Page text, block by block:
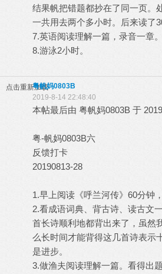
结果帆把错题都抄在了同一页。
一共用去两个多小时。后来读了
7.英语阅读理解一篇，录音一章。
8.游泳2小时。
点击重新加载粤帆妈0803B
2019-8-14 22:48:40
本帖最后由 粤帆妈0803B 于
粤-帆妈0803B六
反馈打卡
20190813-28
1.早上阅读《呼兰河传》60分钟
2.看成语词典、背古诗、读古文
首长诗顺利地都背出来了，虽然
么长时间才能背得这几首诗表示
是进步。
3.做渔夫阅读理解一篇。看得出